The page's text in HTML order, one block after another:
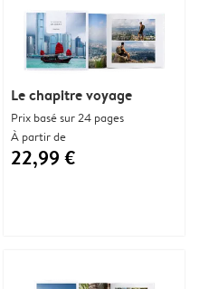
Le chapitre voyage
Prix basé sur 24 pages
À partir de
22,99 €